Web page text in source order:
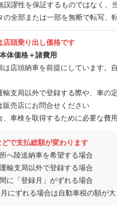
謬性を保証するものではなく、
全部または一部を無断で転写、
店頭乗り出し価格です
体価格＋諸費用
店頭納車を前提にしています。
支局以外で登録する際や、車の
売店にお問合せください
車検を取得するために必要な費
どで支払総額が変わります
へ陸送納車を希望する場合
輸支局以外で登録する場合
に「登録月」がずれる場合
にずれる場合は自動車税の額が大